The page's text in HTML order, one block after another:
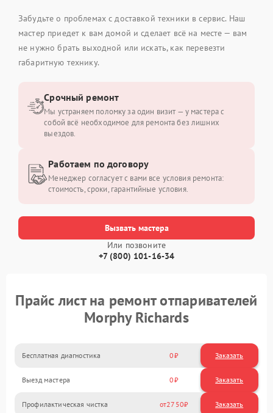
Забудьте о проблемах с доставкой техники в сервис. Наш
мастер приедет к вам домой и сделает всё на месте — вам
не нужно брать выходной или искать, как перевезти
габаритную технику.
Вызвать мастера
Или позвоните
+7 (800) 101-16-34
Срочный ремонт
Мы устраняем поломку за один визит — у мастера с
собой всё необходимое для ремонта без лишних
выездов.
Работаем по договору
Менеджер согласует с вами все условия ремонта:
стоимость, сроки, гарантийные условия.
Прайс лист на ремонт отпаривателей
Morphy Richards
Бесплатная диагностика 0 Заказать
Выезд мастера 0 Заказать
Профилактическая чистка 2750